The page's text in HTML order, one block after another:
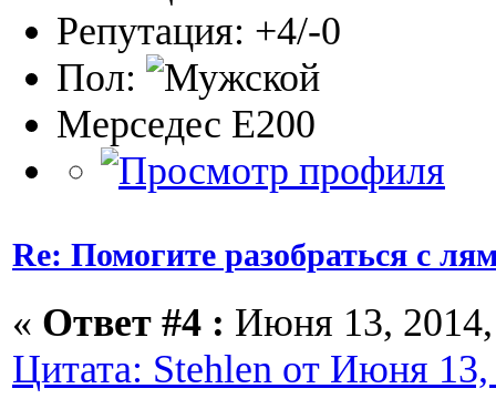
Репутация: +4/-0
Пол:
Мерседес Е200
Re: Помогите разобраться с
« Ответ #4 : Июня 13,
Цитата: Stehlen от Июня